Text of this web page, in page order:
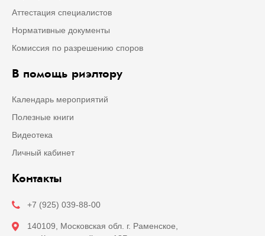
Аттестация специалистов
Нормативные документы
Комиссия по разрешению споров
В помощь риэлтору
Календарь мероприятий
Полезные книги
Видеотека
Личный кабинет
Контакты
+7 (925) 039-88-00
140109, Московская обл. г. Раменское,